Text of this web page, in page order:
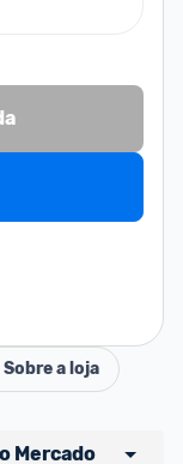
Sobre a loja
Mercado